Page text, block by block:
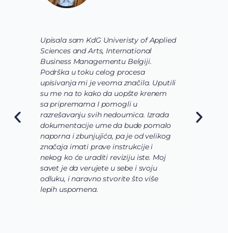
Upisala sam KdG Univeristy of Applied
Sciences and Arts, International
Business Managementu Belgiji.
Podrška u toku celog procesa
upisivanja mi je veoma značila. Uputili
su me na to kako da uopšte krenem
sa pripremama I pomogli u
razrešavanju svih nedoumica. Izrada
dokumentacije ume da bude pomalo
naporna i zbunjujića, pa je od velikog
značaja imati prave instrukcije i
nekog ko će uraditi reviziju iste. Moj
savet je da verujete u sebe i svoju
odluku, i naravno stvorite što više
lepih uspomena.